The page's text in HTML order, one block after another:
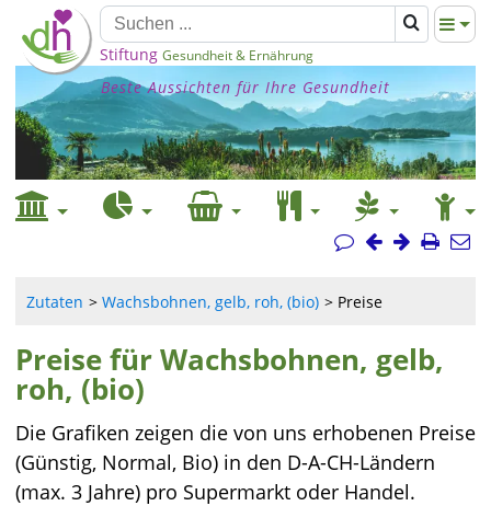
Stiftung Gesundheit & Ernährung
Beste Aussichten für Ihre Gesundheit
Zutaten Wachsbohnen, gelb, roh, (bio) Preise
Preise für Wachsbohnen, gelb,
roh, (bio)
Die Grafiken zeigen die von uns erhobenen Preise
(Günstig, Normal, Bio) in den D-A-CH-Ländern
(max. 3 Jahre) pro Supermarkt oder Handel.